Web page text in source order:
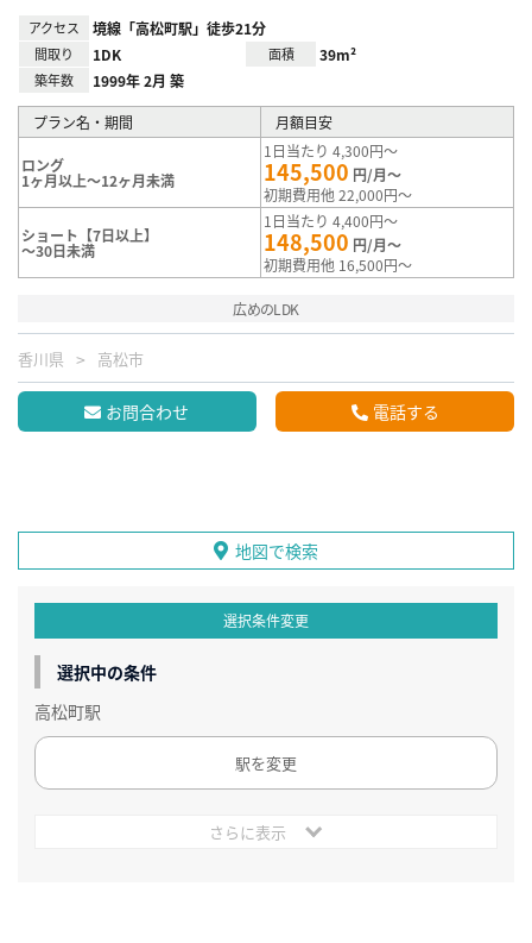
アクセス 境線「高松町駅」徒歩21分
間取り 1DK 面積 39m²
築年数 1999年 2月 築
プラン名・期間 月額目安
ロング
1ヶ月以上～12ヶ月未満
1日当たり 4,300円～
145,500 円/月～
初期費用他 22,000円～
ショート【7日以上】
～30日未満
1日当たり 4,400円～
148,500 円/月～
初期費用他 16,500円～
広めのLDK
香川県 高松市
お問合わせ 電話する
地図で検索
選択条件変更
選択中の条件
高松町駅
駅を変更
さらに表示